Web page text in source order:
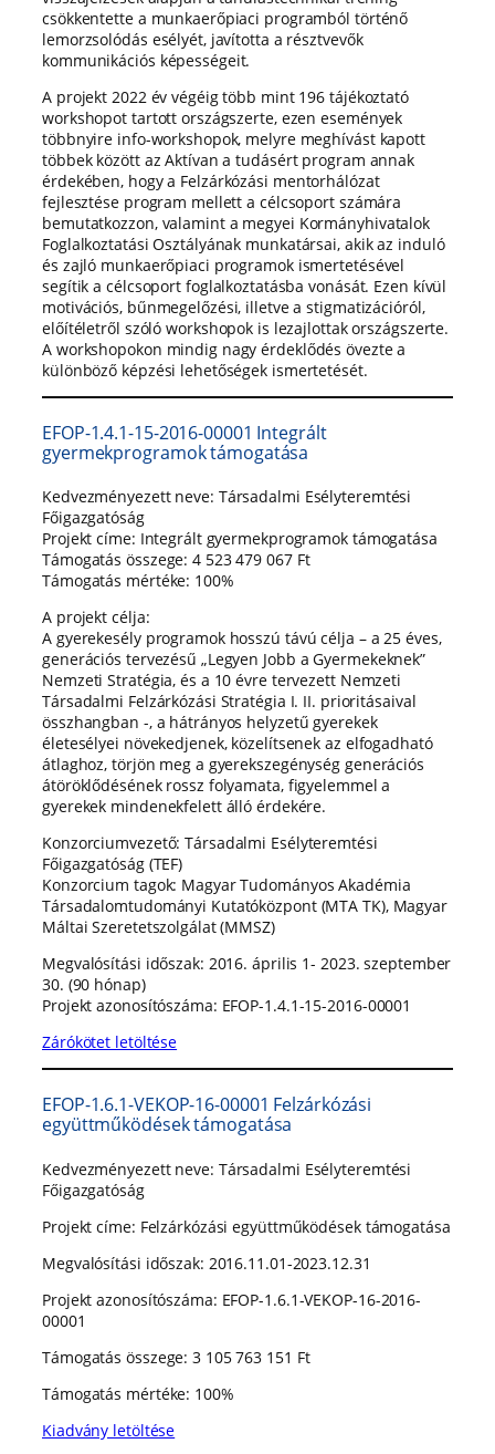
csökkentette a munkaerőpiaci programból történő
lemorzsolódás esélyét, javította a résztvevők
kommunikációs képességeit.
A projekt 2022 év végéig több mint 196 tájékoztató
workshopot tartott országszerte, ezen események
többnyire info-workshopok, melyre meghívást kapott
többek között az Aktívan a tudásért program annak
érdekében, hogy a Felzárkózási mentorhálózat
fejlesztése program mellett a célcsoport számára
bemutatkozzon, valamint a megyei Kormányhivatalok
Foglalkoztatási Osztályának munkatársai, akik az induló
és zajló munkaerőpiaci programok ismertetésével
segítik a célcsoport foglalkoztatásba vonását. Ezen kívül
motivációs, bűnmegelőzési, illetve a stigmatizációról,
előítéletről szóló workshopok is lezajlottak országszerte.
A workshopokon mindig nagy érdeklődés övezte a
különböző képzési lehetőségek ismertetését.
EFOP-1.4.1-15-2016-00001 Integrált
gyermekprogramok támogatása
Kedvezményezett neve: Társadalmi Esélyteremtési
Főigazgatóság
Projekt címe: Integrált gyermekprogramok támogatása
Támogatás összege: 4 523 479 067 Ft
Támogatás mértéke: 100%
A projekt célja:
A gyerekesély programok hosszú távú célja – a 25 éves,
generációs tervezésű „Legyen Jobb a Gyermekeknek”
Nemzeti Stratégia, és a 10 évre tervezett Nemzeti
Társadalmi Felzárkózási Stratégia I. II. prioritásaival
összhangban -, a hátrányos helyzetű gyerekek
életesélyei növekedjenek, közelítsenek az elfogadható
átlaghoz, törjön meg a gyerekszegénység generációs
átöröklődésének rossz folyamata, figyelemmel a
gyerekek mindenekfelett álló érdekére.
Konzorciumvezető: Társadalmi Esélyteremtési
Főigazgatóság (TEF)
Konzorcium tagok: Magyar Tudományos Akadémia
Társadalomtudományi Kutatóközpont (MTA TK), Magyar
Máltai Szeretetszolgálat (MMSZ)
Megvalósítási időszak: 2016. április 1- 2023. szeptember
30. (90 hónap)
Projekt azonosítószáma: EFOP-1.4.1-15-2016-00001
Zárókötet letöltése
EFOP-1.6.1-VEKOP-16-00001 Felzárkózási
együttműködések támogatása
Kedvezményezett neve: Társadalmi Esélyteremtési
Főigazgatóság
Projekt címe: Felzárkózási együttműködések támogatása
Megvalósítási időszak: 2016.11.01-2023.12.31
Projekt azonosítószáma: EFOP-1.6.1-VEKOP-16-2016-
00001
Támogatás összege: 3 105 763 151 Ft
Támogatás mértéke: 100%
Kiadvány letöltése